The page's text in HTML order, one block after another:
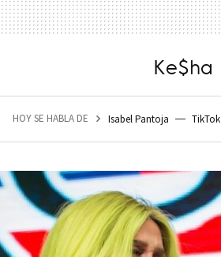
Ke$ha
HOY SE HABLA DE Isabel Pantoja TikTok